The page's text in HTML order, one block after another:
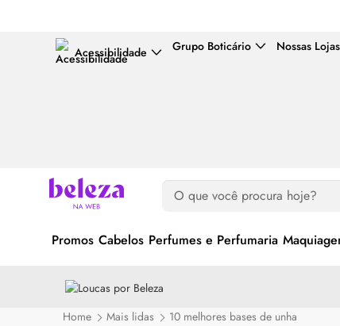
Acessibilidade Grupo Boticário Nossas Lojas
Promos Cabelos Perfumes e Perfumaria
Home
Mais lidas 10 melhores bases de unha